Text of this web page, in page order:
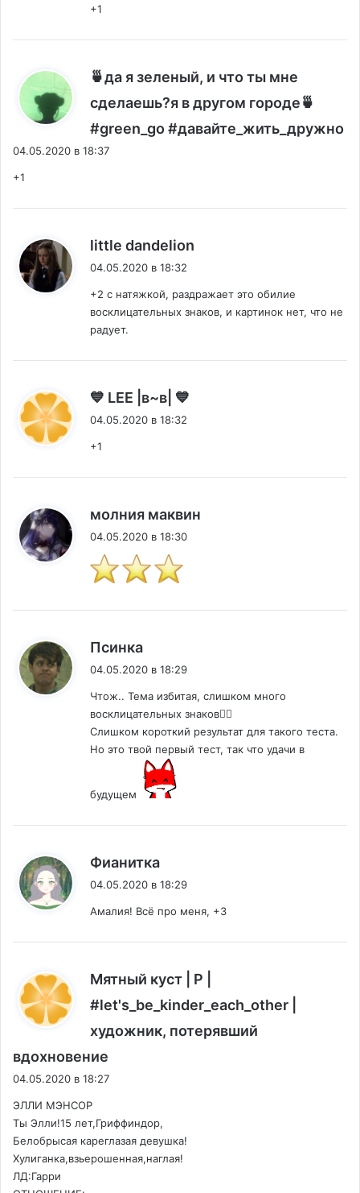
+1
🍵да я зеленый, и что ты мне
сделаешь?я в другом городе🍵
#green_go #давайте_жить_дружно
04.05.2020 в 18:37
+1
little dandelion
04.05.2020 в 18:32
+2 с натяжкой, раздражает это обилие
восклицательных знаков, и картинок нет, что не
радует.
💙 LEE |в~в| 💙
04.05.2020 в 18:32
+1
молния маквин
04.05.2020 в 18:30
Псинка
04.05.2020 в 18:29
Чтож.. Тема избитая, слишком много
восклицательных знаков🤷‍♀️
Слишком короткий результат для такого теста.
Но это твой первый тест, так что удачи в
будущем
Фианитка
04.05.2020 в 18:29
Амалия! Всё про меня, +3
Мятный куст | P |
#let's_be_kinder_each_other |
художник, потерявший
вдохновение
04.05.2020 в 18:27
ЭЛЛИ МЭНСОР
Ты Элли!15 лет,Гриффиндор,
Белобрысая кареглазая девушка!
Хулиганка,взьерошенная,наглая!
ЛД:Гарри